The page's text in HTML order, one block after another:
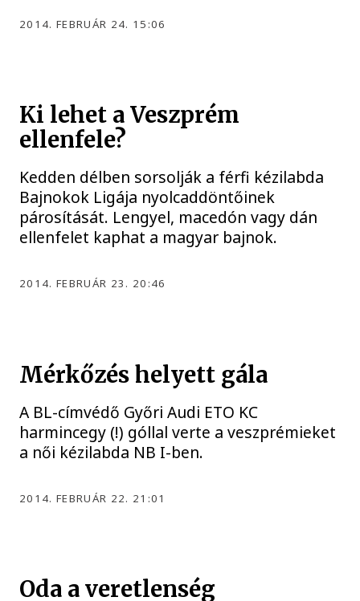
2014. FEBRUÁR 24. 15:06
Ki lehet a Veszprém
ellenfele?
Kedden délben sorsolják a férfi kézilabda
Bajnokok Ligája nyolcaddöntőinek
párosítását. Lengyel, macedón vagy dán
ellenfelet kaphat a magyar bajnok.
2014. FEBRUÁR 23. 20:46
Mérkőzés helyett gála
A BL-címvédő Győri Audi ETO KC
harmincegy (!) góllal verte a veszprémieket
a női kézilabda NB I-ben.
2014. FEBRUÁR 22. 21:01
Oda a veretlenség